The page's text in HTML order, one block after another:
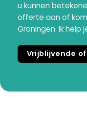
u kunnen
offerte aan of
Groningen. Ik help
Vrijblijvende